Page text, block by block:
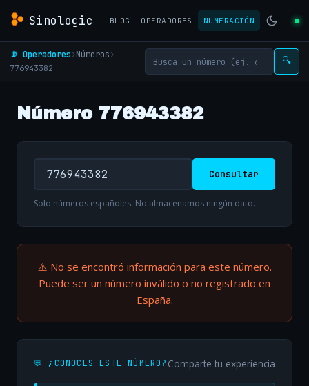
Sinologic BLOG OPERADORES NUMERACIÓN
📡 Operadores›Números›
776943382
🔍
Número 776943382
Consultar
Solo números españoles. No almacenamos ningún dato.
⚠️ No se encontró información para este número.
Puede ser un número inválido o no registrado en
España.
💬 ¿CONOCES ESTE NÚMERO? Comparte tu experiencia